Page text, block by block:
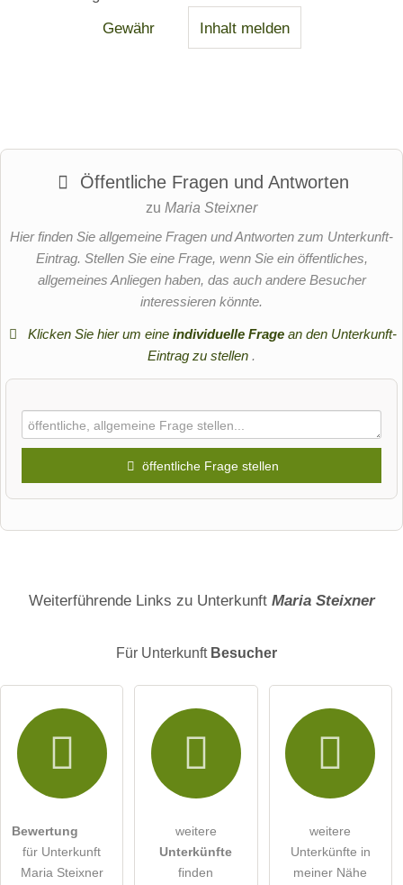
Gewähr
Inhalt melden
Öffentliche Fragen und Antworten
zu Maria Steixner
Hier finden Sie allgemeine Fragen und Antworten zum Unterkunft-
Eintrag. Stellen Sie eine Frage, wenn Sie ein öffentliches,
allgemeines Anliegen haben, das auch andere Besucher
interessieren könnte.
Klicken Sie hier um eine individuelle Fragean den Unterkunft-
Eintrag zu stellen .
öffentliche Frage stellen
E-Mail-Adresse (wird nicht veröffentlicht)
Hiermit akzeptiere ich die .
öffentliche Frage stellen Abbrechen
Weiterführende Links zu Unterkunft Maria Steixner
Für Unterkunft Besucher
Bewertung
für Unterkunft
Maria Steixner
weitere
Unterkünfte
finden
weitere
Unterkünfte in
meiner Nähe